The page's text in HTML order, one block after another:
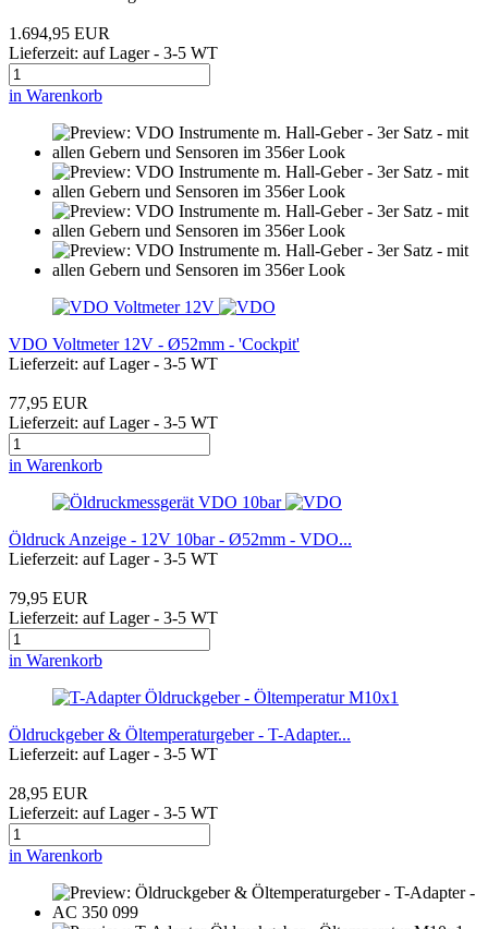
1.694,95 EUR
Lieferzeit: auf Lager - 3-5 WT
in Warenkorb
VDO Voltmeter 12V - Ø52mm - 'Cockpit'
Lieferzeit: auf Lager - 3-5 WT
77,95 EUR
Lieferzeit: auf Lager - 3-5 WT
in Warenkorb
Öldruck Anzeige - 12V 10bar - Ø52mm - VDO...
Lieferzeit: auf Lager - 3-5 WT
79,95 EUR
Lieferzeit: auf Lager - 3-5 WT
in Warenkorb
Öldruckgeber & Öltemperaturgeber - T-Adapter...
Lieferzeit: auf Lager - 3-5 WT
28,95 EUR
Lieferzeit: auf Lager - 3-5 WT
in Warenkorb